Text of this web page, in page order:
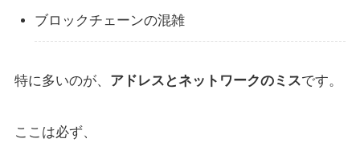
ブロックチェーンの混雑
特に多いのが、 アドレスとネットワークのミスです。
ここは必ず、